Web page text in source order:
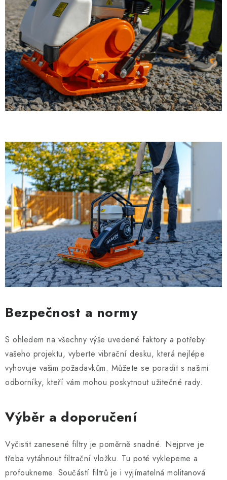
Bezpečnost a normy
S ohledem na všechny výše uvedené faktory a potřeby
vašeho projektu, vyberte vibrační desku, která nejlépe
vyhovuje vašim požadavkům. Můžete se poradit s našimi
odborníky, kteří vám mohou poskytnout užitečné rady.
Výběr a doporučení
Vyčistit zanesené filtry je poměrně snadné. Nejprve je
třeba vytáhnout filtrační vložku. Tu poté vyklepeme a
profoukneme. Součástí filtrů je i vyjímatelná molitanová